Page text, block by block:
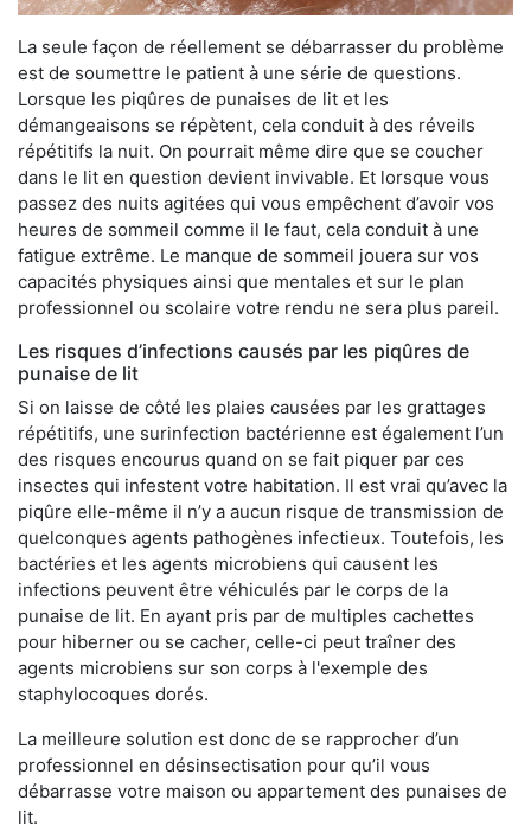
La seule façon de réellement se débarrasser du problème
est de soumettre le patient à une série de questions.
Lorsque les piqûres de punaises de lit et les
démangeaisons se répètent, cela conduit à des réveils
répétitifs la nuit. On pourrait même dire que se coucher
dans le lit en question devient invivable. Et lorsque vous
passez des nuits agitées qui vous empêchent d’avoir vos
heures de sommeil comme il le faut, cela conduit à une
fatigue extrême. Le manque de sommeil jouera sur vos
capacités physiques ainsi que mentales et sur le plan
professionnel ou scolaire votre rendu ne sera plus pareil.
Les risques d’infections causés par les piqûres de
punaise de lit
Si on laisse de côté les plaies causées par les grattages
répétitifs, une surinfection bactérienne est également l’un
des risques encourus quand on se fait piquer par ces
insectes qui infestent votre habitation. Il est vrai qu’avec la
piqûre elle-même il n’y a aucun risque de transmission de
quelconques agents pathogènes infectieux. Toutefois, les
bactéries et les agents microbiens qui causent les
infections peuvent être véhiculés par le corps de la
punaise de lit. En ayant pris par de multiples cachettes
pour hiberner ou se cacher, celle-ci peut traîner des
agents microbiens sur son corps à l'exemple des
staphylocoques dorés.
La meilleure solution est donc de se rapprocher d’un
professionnel en désinsectisation pour qu’il vous
débarrasse votre maison ou appartement des punaises de
lit.